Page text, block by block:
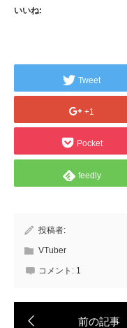
いいね:
Tweet
+1
Pocket
feedly
投稿者:
VTuber
コメント: 1